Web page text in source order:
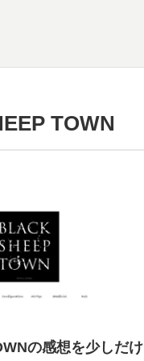
TOWN
の感想を少しだけ